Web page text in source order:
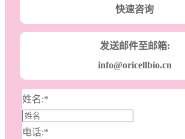
快速咨询
发送邮件至邮箱:
info@oricellbio.cn
姓名:*
电话:*